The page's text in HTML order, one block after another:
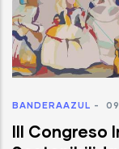
BANDERAAZUL -
III Congreso